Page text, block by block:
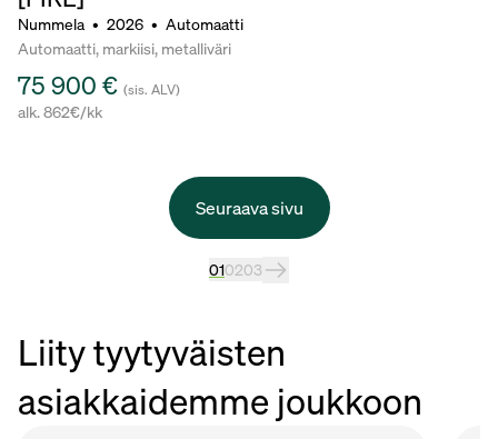
Nummela • 2026 • Automaatti
Automaatti, markiisi, metalliväri
75 900 € (sis. ALV)
alk. 862€/kk
Seuraava sivu
010203
Liity tyytyväisten
asiakkaidemme joukkoon